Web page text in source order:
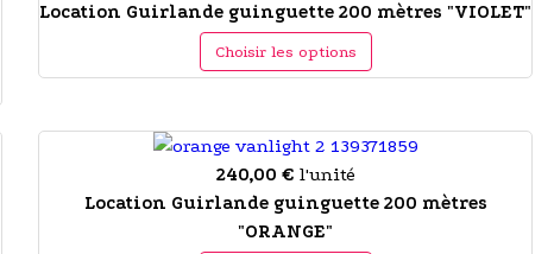
Location Guirlande guinguette 200 mètres "VIOLET"
Choisir les options
240,00 € l'unité
Location Guirlande guinguette 200 mètres
"ORANGE"